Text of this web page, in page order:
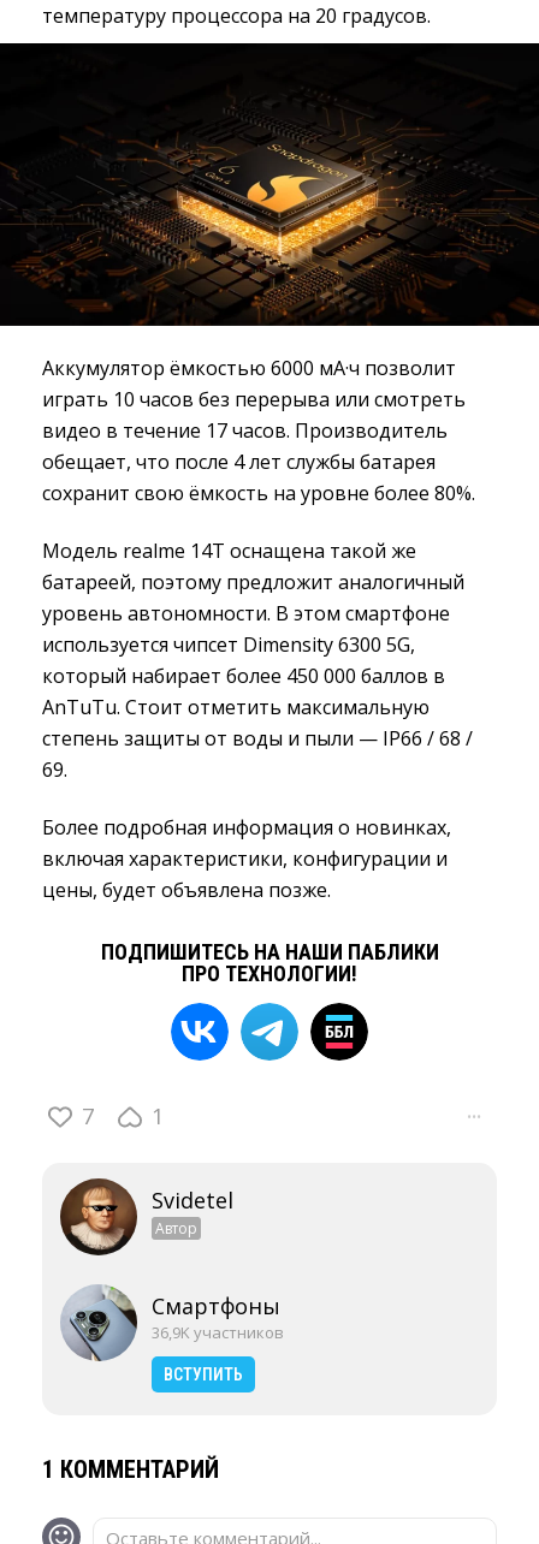
температуру процессора на 20 градусов.
Аккумулятор ёмкостью 6000 мА·ч позволит
играть 10 часов без перерыва или смотреть
видео в течение 17 часов. Производитель
обещает, что после 4 лет службы батарея
сохранит свою ёмкость на уровне более 80%.
Модель realme 14T оснащена такой же
батареей, поэтому предложит аналогичный
уровень автономности. В этом смартфоне
используется чипсет Dimensity 6300 5G,
который набирает более 450 000 баллов в
AnTuTu. Стоит отметить максимальную
степень защиты от воды и пыли — IP66 / 68 /
69.
Более подробная информация о новинках,
включая характеристики, конфигурации и
цены, будет объявлена позже.
ПОДПИШИТЕСЬ НА НАШИ ПАБЛИКИ
ПРО ТЕХНОЛОГИИ!
7 1 ···
Svidetel
Автор
Смартфоны
36,9K участников
ВСТУПИТЬ
1 КОММЕНТАРИЙ
Оставьте комментарий...